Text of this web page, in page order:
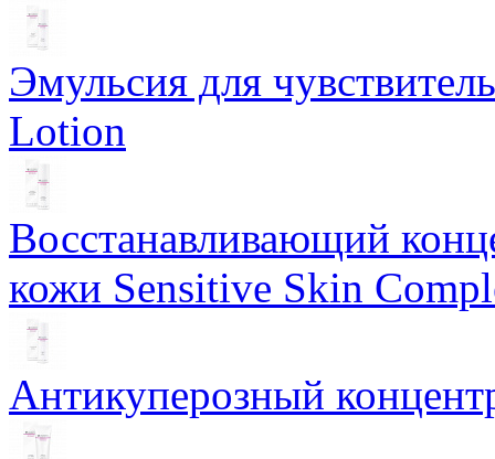
Эмульсия для
Lotion
Восстанавливающий
кожи Sensitive Skin
Антикуперозный